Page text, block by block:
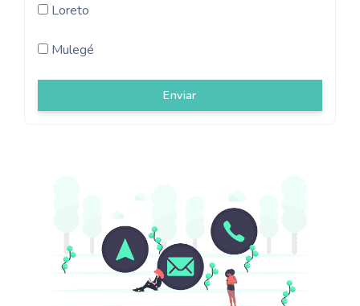
Loreto
Mulegé